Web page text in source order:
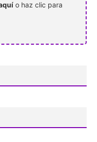
o haz clic para